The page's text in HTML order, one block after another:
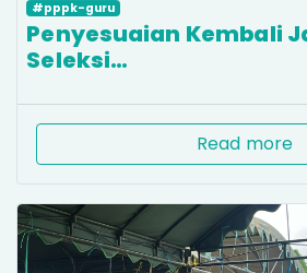
#pppk-guru
Penyesuaian Kembali
Seleksi…
Read more